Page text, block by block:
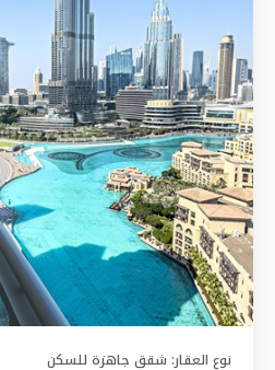
نوع العقار: شقق جاهزة للسكن